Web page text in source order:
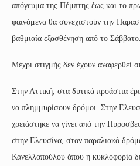
απόγευμα της Πέμπτης έως και το
φαινόμενα θα συνεχιστούν την
βαθμιαία εξασθένηση από το Σάββατο.
Μέχρι στιγμής δεν έχουν αναφερθεί
Στην Αττική, στα δυτικά προάστια
να πλημμυρίσουν δρόμοι. Στην
χρειάστηκε να γίνει από την
στην Ελευσίνα, στον παραλιακό
Κανελλοπούλου όπου η κυκλοφορία